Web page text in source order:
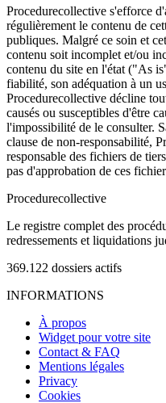
Procedurecollective s'efforce
régulièrement le contenu de
publiques. Malgré ce soin et
contenu soit incomplet et/ou
contenu du site en l'état ("As
fiabilité, son adéquation à un
Procedurecollective décline
causés ou susceptibles d'être
l'impossibilité de le consulter.
clause de non-responsabilité,
responsable des fichiers de
pas d'approbation de ces
Procedurecollective
Le registre complet des
redressements et liquidations
369.122 dossiers actifs
INFORMATIONS
À propos
Widget pour votre site
Contact & FAQ
Mentions légales
Privacy
Cookies